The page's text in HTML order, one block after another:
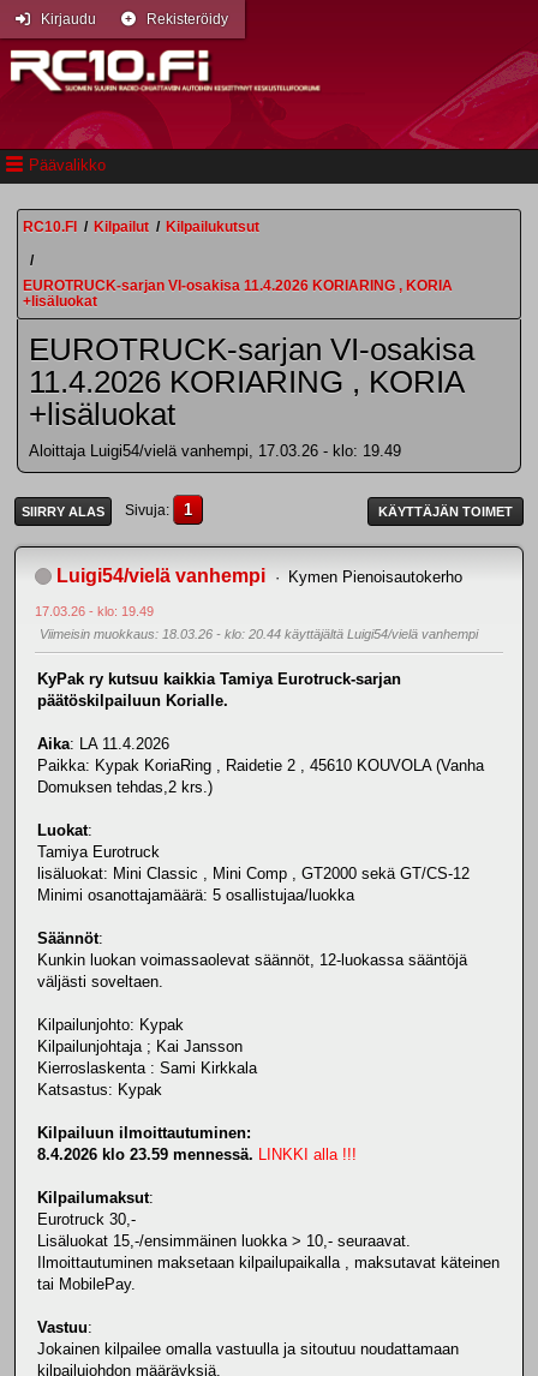
Päävalikko
Kirjaudu Rekisteröidy
RC10.FI / Kilpailut / Kilpailukutsut
/
EUROTRUCK-sarjan VI-osakisa 11.4.2026 KORIARING , KORIA
+lisäluokat
EUROTRUCK-sarjan VI-osakisa
11.4.2026 KORIARING , KORIA
+lisäluokat
Aloittaja Luigi54/vielä vanhempi, 17.03.26 - klo: 19.49
SIIRRY ALAS Sivuja 1 KÄYTTÄJÄN TOIMET
Luigi54/vielä vanhempi Kymen Pienoisautokerho
17.03.26 - klo: 19.49
Viimeisin muokkaus: 18.03.26 - klo: 20.44 käyttäjältä Luigi54/vielä vanhempi
KyPak ry kutsuu kaikkia Tamiya Eurotruck-sarjan
päätöskilpailuun Korialle.
Aika: LA 11.4.2026
Paikka: Kypak KoriaRing , Raidetie 2 , 45610 KOUVOLA (Vanha
Domuksen tehdas,2 krs.)
Luokat:
Tamiya Eurotruck
lisäluokat: Mini Classic , Mini Comp , GT2000 sekä GT/CS-12
Minimi osanottajamäärä: 5 osallistujaa/luokka
Säännöt:
Kunkin luokan voimassaolevat säännöt, 12-luokassa sääntöjä
väljästi soveltaen.
Kilpailunjohto: Kypak
Kilpailunjohtaja ; Kai Jansson
Kierroslaskenta : Sami Kirkkala
Katsastus: Kypak
Kilpailuun ilmoittautuminen:
8.4.2026 klo 23.59 mennessä.
LINKKI alla !!!
Kilpailumaksut:
Eurotruck 30,-
Lisäluokat 15,-/ensimmäinen luokka > 10,- seuraavat.
Ilmoittautuminen maksetaan kilpailupaikalla , maksutavat käteinen
tai MobilePay.
Vastuu:
Jokainen kilpailee omalla vastuulla ja sitoutuu noudattamaan
kilpailujohdon määräyksiä.